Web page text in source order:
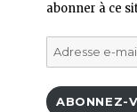
abonner à ce
Adresse
e-
ABONNEZ-